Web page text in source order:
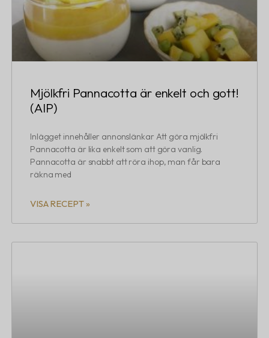
Mjölkfri Pannacotta är enkelt och gott!
(AIP)
Inlägget innehåller annonslänkar Att göra mjölkfri
Pannacotta är lika enkelt som att göra vanlig.
Pannacotta är snabbt att röra ihop, man får bara
räkna med
VISA RECEPT »